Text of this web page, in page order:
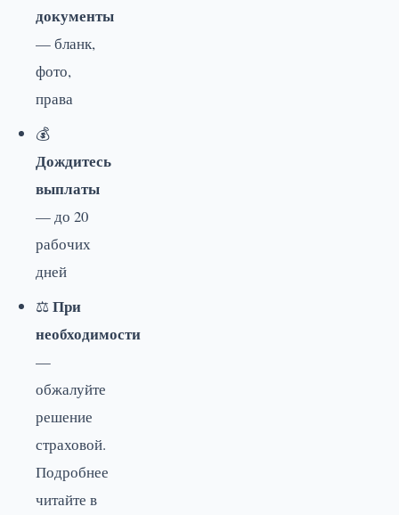
документы
— бланк,
фото,
права
💰
Дождитесь
выплаты
— до 20
рабочих
дней
⚖️ При
необходимости
—
обжалуйте
решение
страховой.
Подробнее
читайте в